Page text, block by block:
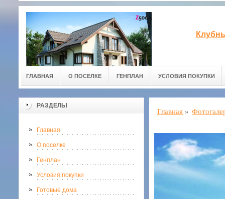
ГЛАВНАЯ О ПОСЕЛКЕ ГЕНПЛАН УСЛОВИЯ ПОКУПКИ
РАЗДЕЛЫ
Главная
О поселке
Генплан
Условия покупки
Готовые дома
Главная »